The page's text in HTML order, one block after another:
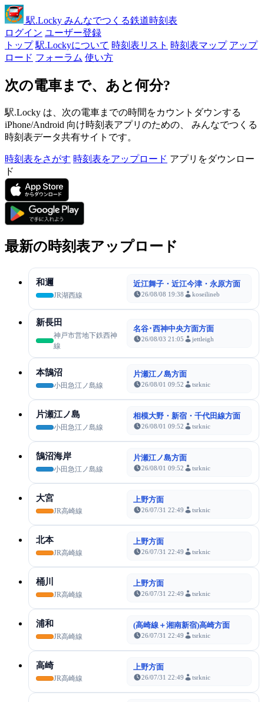
駅.Locky みんなでつくる鉄道時刻表
ログイン ユーザー登録
トップ 駅.Lockyについて 時刻表リスト 時刻表マップ アップ
ロード フォーラム 使い方
次の電車まで、あと何分?
駅.Locky は、次の電車までの時間をカウントダウンする
iPhone/Android 向け時刻表アプリのための、 みんなでつくる
時刻表データ共有サイトです。
時刻表をさがす 時刻表をアップロード アプリをダウンロー
ド
最新の時刻表アップロード
和邇
JR湖西線
近江舞子・近江今津・永原方面
26/08/08 19:38 koseilineb
新長田
神戸市営地下鉄西神
線
名谷･西神中央方面方面
26/08/03 21:05 jettleigh
本鵠沼
小田急江ノ島線
片瀬江ノ島方面
26/08/01 09:52 tsrknic
片瀬江ノ島
小田急江ノ島線
相模大野・新宿・千代田線方面
26/08/01 09:52 tsrknic
鵠沼海岸
小田急江ノ島線
片瀬江ノ島方面
26/08/01 09:52 tsrknic
大宮
JR高崎線
上野方面
26/07/31 22:49 tsrknic
北本
JR高崎線
上野方面
26/07/31 22:49 tsrknic
桶川
JR高崎線
上野方面
26/07/31 22:49 tsrknic
浦和
JR高崎線
(高崎線＋湘南新宿)高崎方面
26/07/31 22:49 tsrknic
高崎
JR高崎線
上野方面
26/07/31 22:49 tsrknic